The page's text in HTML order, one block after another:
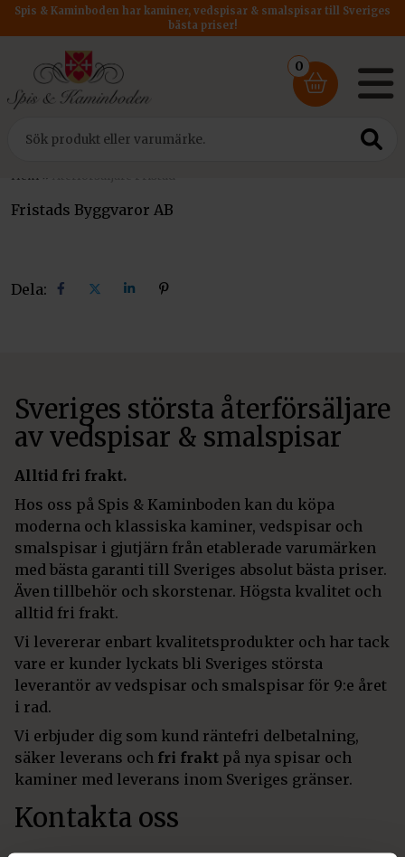
Spis & Kaminboden har kaminer, vedspisar & smalspisar till Sveriges
bästa priser!
0
Hem »
Fristads Byggvaror AB
Dela: Dela Dela Dela Dela
Sveriges största återförsäljare
av vedspisar & smalspisar
Alltid fri frakt.
Hos oss på Spis & Kaminboden kan du köpa
moderna och klassiska kaminer, vedspisar och
smalspisar i gjutjärn från etablerade varumärken
med bästa garanti till Sveriges absolut bästa priser.
Även tillbehör och skorstenar. Högsta kvalitet och
alltid fri frakt.
Vi levererar enbart kvalitetsprodukter och har tack
vare er kunder lyckats bli Sveriges största
leverantör av vedspisar och smalspisar för 9:e året
i rad.
Vi erbjuder dig som kund räntefri delbetalning,
säker leverans och fri frakt på nya spisar och
kaminer med leverans inom Sveriges gränser.
Kontakta oss